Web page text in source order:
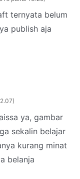
ternyata belum
publish aja
ya, gambar
sekalin belajar
kurang minat
belanja